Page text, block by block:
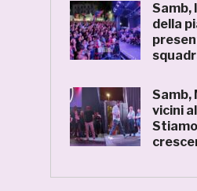
Samb,
della
Samb,
vicini